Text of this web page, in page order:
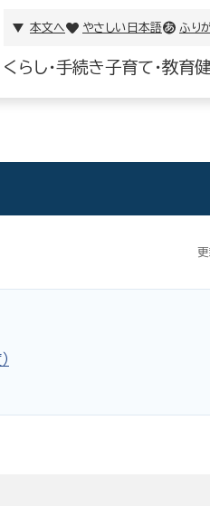
本文へ やさしい日本語 ふり
くらし・手続き子育て・教育